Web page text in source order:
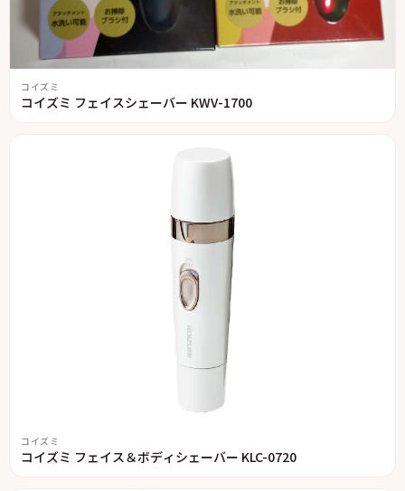
コイズミ
コイズミ フェイスシェーバー KWV-1700
コイズミ
コイズミ フェイス＆ボディシェーバー KLC-0720